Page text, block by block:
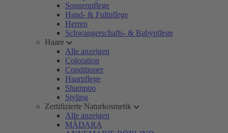
Sonnenpflege
Hand- & Fußpflege
Herren
Schwangerschafts- & Babypflege
Haare
Alle anzeigen
Coloration
Conditioner
Haarpflege
Shampoo
Styling
Zertifizierte Naturkosmetik
Alle anzeigen
MÁDARA